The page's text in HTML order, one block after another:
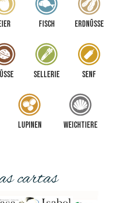
Fisch Erdnüsse
Sellerie Senf
Lupinen Weichtiere
cartas